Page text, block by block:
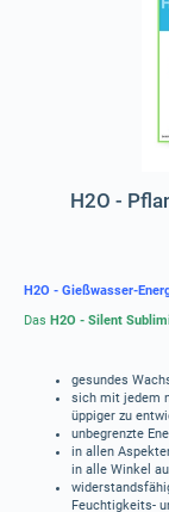
H2O -
H2O - Gießwasser-
Das H2O - Silent
gesundes
sich mit jedem
üppiger zu
unbegrenzte
in allen
in alle Winkel
Feuchtigkeits-